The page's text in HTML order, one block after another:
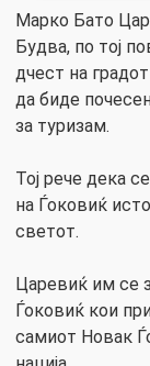
Марко Бато
Будва, по тој
дчест на
да биде
за туризам.
Тој рече дека
на Ѓоковиќ
светот.
Царевиќ им се
Ѓоковиќ кои
самиот Новак